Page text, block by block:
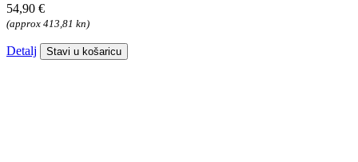
54,90 €
(approx 413,81 kn)
Detalj Stavi u košaricu